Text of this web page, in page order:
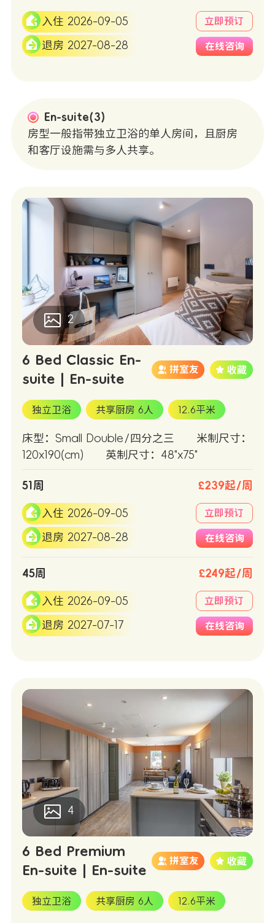
入住 2026-09-05
退房 2027-08-28
立即预订
在线咨询
En-suite(3)
房型一般指带独立卫浴的单人房间，且厨房
和客厅设施需与多人共享。
2
6 Bed Classic En-
suite | En-suite
拼室友
独立卫浴 共享厨房 6人 12.6平米
床型：Small Double/四分之三
米制尺寸：
120x190(cm)
英制尺寸：48"x75"
51周 £239起/周
入住 2026-09-05
退房 2027-08-28
立即预订
在线咨询
45周 £249起/周
入住 2026-09-05
退房 2027-07-17
立即预订
在线咨询
4
6 Bed Premium
En-suite | En-suite
拼室友
独立卫浴 共享厨房 6人 12.6平米